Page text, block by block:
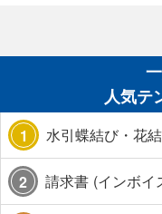
人気テ
1 水引蝶結び・花
2